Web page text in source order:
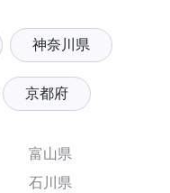
神奈川県
京都府
富山県
石川県